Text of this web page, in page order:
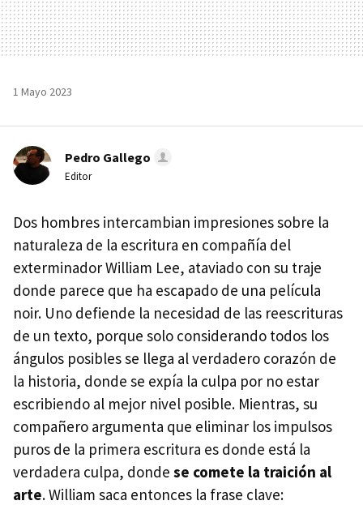
1 Mayo 2023
Pedro Gallego
Editor
Dos hombres intercambian impresiones sobre la
naturaleza de la escritura en compañía del
exterminador William Lee, ataviado con su traje
donde parece que ha escapado de una película
noir. Uno defiende la necesidad de las reescrituras
de un texto, porque solo considerando todos los
ángulos posibles se llega al verdadero corazón de
la historia, donde se expía la culpa por no estar
escribiendo al mejor nivel posible. Mientras, su
compañero argumenta que eliminar los impulsos
puros de la primera escritura es donde está la
verdadera culpa, donde se comete la traición al
arte. William saca entonces la frase clave: